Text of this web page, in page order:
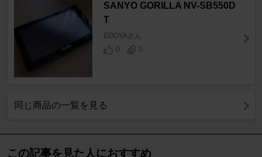
SANYO GORILLA NV-SB550D
T
EDOYAさん
0
0
同じ商品の一覧を見る
この記事を見た人におすすめ